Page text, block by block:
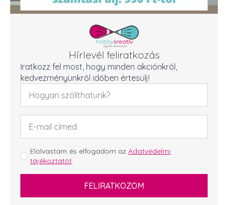
Hírlevél feliratkozás
Iratkozz fel most, hogy minden akciónkról,
kedvezményünkről időben értesülj!
Név
Email
cím
GDPR
*
Elolvastam és elfogadom az Adatvédelmi
tájékoztatót.
FELIRATKOZOM